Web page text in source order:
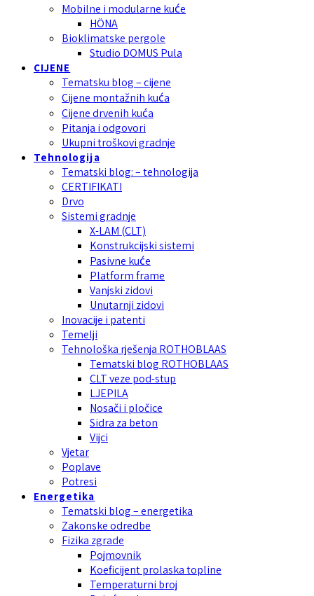
Mobilne i modularne kuće
HÖNA
Bioklimatske pergole
Studio DOMUS Pula
CIJENE
Tematsku blog – cijene
Cijene montažnih kuća
Cijene drvenih kuća
Pitanja i odgovori
Ukupni troškovi gradnje
Tehnologija
Tematski blog: – tehnologija
CERTIFIKATI
Drvo
Sistemi gradnje
X-LAM (CLT)
Konstrukcijski sistemi
Pasivne kuće
Platform frame
Vanjski zidovi
Unutarnji zidovi
Inovacije i patenti
Temelji
Tehnološka rješenja ROTHOBLAAS
Tematski blog ROTHOBLAAS
CLT veze pod-stup
LJEPILA
Nosači i pločice
Sidra za beton
Vijci
Vjetar
Poplave
Potresi
Energetika
Tematski blog – energetika
Zakonske odredbe
Fizika zgrade
Pojmovnik
Koeficijent prolaska topline
Temperaturni broj